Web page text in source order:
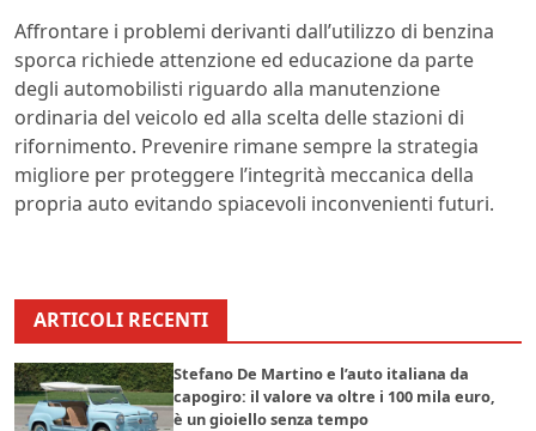
Affrontare i problemi derivanti dall’utilizzo di benzina
sporca richiede attenzione ed educazione da parte
degli automobilisti riguardo alla manutenzione
ordinaria del veicolo ed alla scelta delle stazioni di
rifornimento. Prevenire rimane sempre la strategia
migliore per proteggere l’integrità meccanica della
propria auto evitando spiacevoli inconvenienti futuri.
ARTICOLI RECENTI
Stefano De Martino e l’auto italiana da
capogiro: il valore va oltre i 100 mila euro,
è un gioiello senza tempo